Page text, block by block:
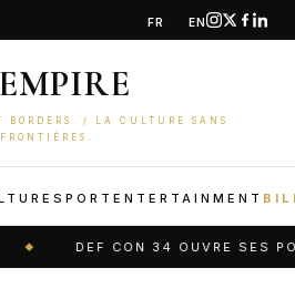
FR EN
BORDERS. / LA CULTURE SANS
FRONTIÈRES.
SPORT ENTERTAINMENT
DEF CON 34 OUVRE SES